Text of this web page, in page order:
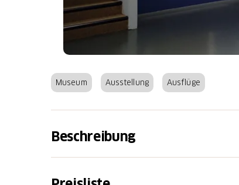
Museum Ausstellung Ausflüge
Beschreibung
Fotos, Hannes Schmid oder Vivian